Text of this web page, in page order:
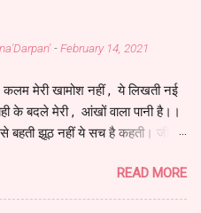
-February 14, 2021
नहीं , ये लिखती नई
के बदले मेरी , आंखों वाला पानी है।।
बहती झूठ नहीं ये सच है कहती। जीवन
, मेरे दिल की रानी है। इसमें स्याही के
पानी है।। इसने जीना मुझे सिखाया ,
READ MORE